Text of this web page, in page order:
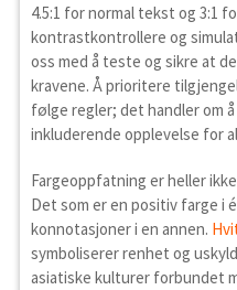
4.5:1 for normal tekst og 3:1
kontrastkontrollere og
oss med å teste og sikre at
kravene. Å prioritere
følge regler; det handler om
inkluderende opplevelse for
Fargeoppfatning er heller
Det som er en positiv farge i
konnotasjoner i en annen.
symboliserer renhet og
asiatiske kulturer forbundet